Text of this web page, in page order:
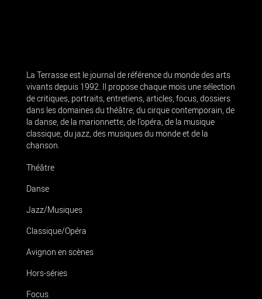
La Terrasse est le journal de référence du monde des arts
vivants depuis 1992. Il propose chaque mois une sélection
de critiques, portraits, entretiens, articles, focus, dossiers
dans les domaines du théâtre, du cirque contemporain, de
la danse, de la marionnette, de l’opéra, de la musique
classique, du jazz, des musiques du monde et de la
chanson.
Théâtre
Danse
Jazz/Musiques
Classique/Opéra
Avignon en scènes
Hors-séries
Focus